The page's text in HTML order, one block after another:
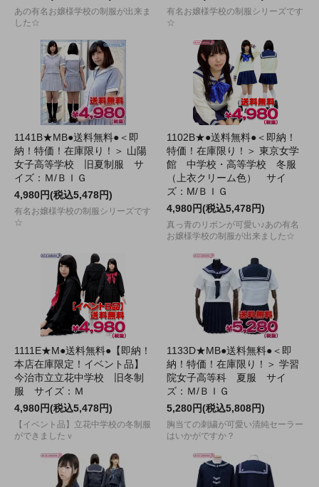
あの有名お嬢様学校の制服が出来ま
した☆
有名お嬢様学校の制服シリーズです
☆
1141B★MB●送料無料●＜即
納！特価！在庫限り！＞ 山陽
女子高等学校 旧夏制服 サ
イズ：Ｍ/ＢＩＧ
4,980円(税込5,478円)
有名お嬢様学校の制服シリーズです
☆
1102B★●送料無料●＜即納！
特価！在庫限り！＞ 東京女学
館 中学校・高等学校 冬服
（上衣クリーム色） サイ
ズ：M/ＢＩＧ
4,980円(税込5,478円)
真っ青のリボンが可愛い♪あの有名
お嬢様学校の制服が出来ました☆
1111E★M●送料無料●【即納！
本店在庫限定！イベント品】
今治市立立花中学校 旧冬制
服 サイズ：Ｍ
4,980円(税込5,478円)
【イベント品】立花中学校の冬制服
ができましたｖ
1133D★MB●送料無料●＜即
納！特価！在庫限り！＞ 学習
院女子高等科 夏服 サイ
ズ：Ｍ/ＢＩＧ
5,280円(税込5,808円)
胸当ての刺繍が可愛い清純セーラー
はいかがですか？